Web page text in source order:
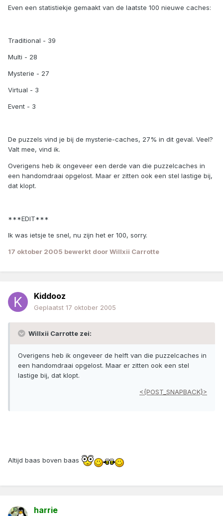
Even een statistiekje gemaakt van de laatste 100 nieuwe caches:
Traditional - 39
Multi - 28
Mysterie - 27
Virtual - 3
Event - 3
De puzzels vind je bij de mysterie-caches, 27% in dit geval. Veel?
Valt mee, vind ik.
Overigens heb ik ongeveer een derde van die puzzelcaches in
een handomdraai opgelost. Maar er zitten ook een stel lastige bij,
dat klopt.
***EDIT***
Ik was ietsje te snel, nu zijn het er 100, sorry.
17 oktober 2005 bewerkt door Willxii Carrotte
Kiddooz
Geplaatst 17 oktober 2005
Willxii Carrotte zei:
Overigens heb ik ongeveer de helft van die puzzelcaches in
een handomdraai opgelost. Maar er zitten ook een stel
lastige bij, dat klopt.
<{POST_SNAPBACK}>
Altijd baas boven baas
harrie